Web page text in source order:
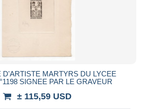
D'ARTISTE MARTYRS DU LYCEE
SIGNEE PAR LE GRAVEUR
± 115,59 USD